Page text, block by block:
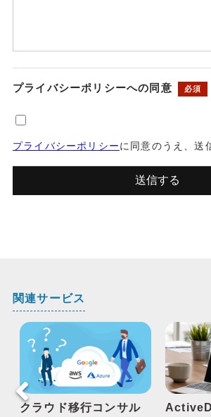
プライバシーポリシーへの同意 必須
プライバシーポリシーに同意のうえ、送
関連サービス
クラウド移行コンサル